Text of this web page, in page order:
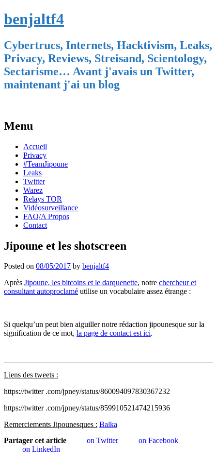
benjaltf4
Cybertrucs, Internets, Hacktivism, Leaks,
Privacy, Reviews, Streisand, Scientology,
Sectarisme… Avant j'avais un Twitter,
maintenant j'ai un blog
Menu
Skip
content
Accueil
Privacy
#TeamJipoune
Leaks
Twitter
Warez
Relays TOR
Vidéosurveillance
FAQ/A Propos
Contact
Jipoune et les shotscreen
Posted on 08/05/2017 by benjaltf4
Après Jipoune, les bitcoins et le darquenette, notre chercheur et
consultant autoproclamé utilise un vocabulaire assez étrange :
Si quelqu’un peut bien aiguiller notre rédaction jipounesque sur la
signification de ce mot, la page de contact est ici.
Liens des tweets :
https://twitter .com/jpney/status/860094097830367232
https://twitter .com/jpney/status/859910521474215936
Remerciements Jipounesques : Balka
Partager cet article
on Twitter
on Facebook
on LinkedIn